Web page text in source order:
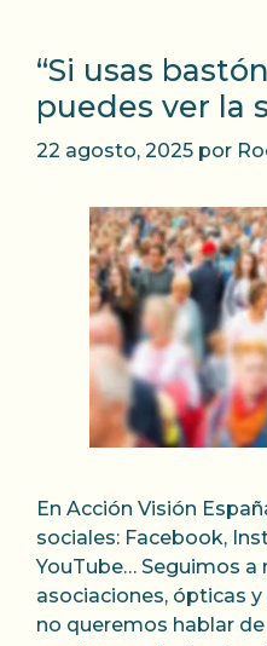
“Si usas
puedes ver la
22 agosto, 2025 por
En Acción Visión
sociales: Facebook,
YouTube… Seguimos a
asociaciones, ópticas
no queremos hablar